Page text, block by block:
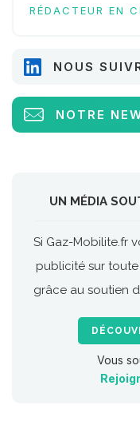
RÉDACTEUR EN
NOUS
NOTRE
UN MÉDIA
Si Gaz-Mobilite.fr
publicité sur
grâce au soutien
Vous